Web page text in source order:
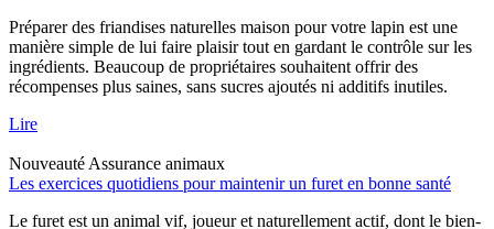
Préparer des friandises naturelles maison pour votre lapin est une
manière simple de lui faire plaisir tout en gardant le contrôle sur les
ingrédients. Beaucoup de propriétaires souhaitent offrir des
récompenses plus saines, sans sucres ajoutés ni additifs inutiles.
Lire
Nouveauté Assurance animaux
Les exercices quotidiens pour maintenir un furet en bonne santé
Le furet est un animal vif, joueur et naturellement actif, dont le bien-